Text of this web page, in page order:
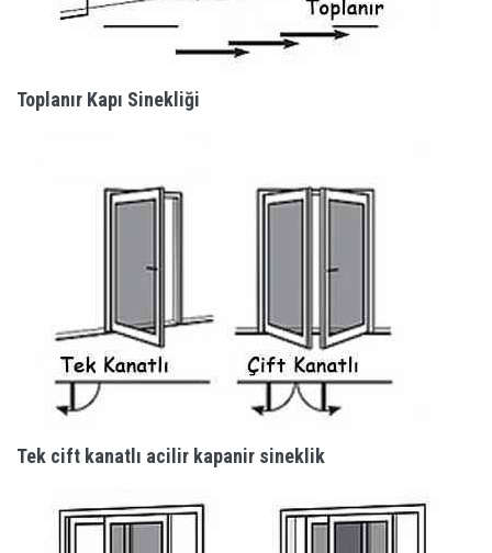
Toplanır Kapı Sinekliği
Tek cift kanatlı acilir kapanir sineklik